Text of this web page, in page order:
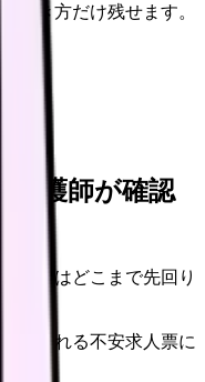
働き方だけ残せます。
看護師が確認
票ではどこまで先回り
離脱される不安求人票に